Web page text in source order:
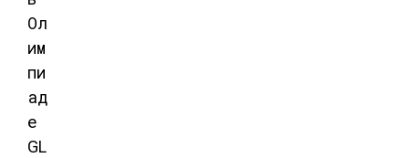
GL